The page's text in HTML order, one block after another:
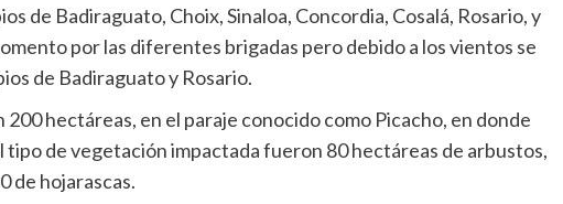
de Badiraguato, Choix, Sinaloa, Concordia, Cosalá, Rosario, y
por las diferentes brigadas pero debido a los vientos se
de Badiraguato y Rosario.
hectáreas, en el paraje conocido como Picacho, en donde
tipo de vegetación impactada fueron 80 hectáreas de arbustos,
de hojarascas.